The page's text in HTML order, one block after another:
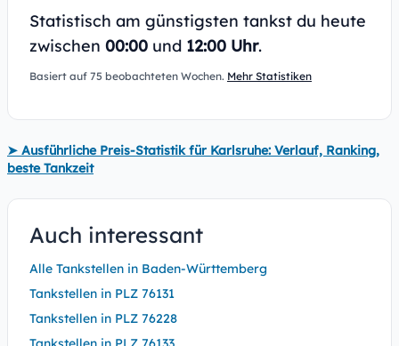
Statistisch am günstigsten tankst du heute
zwischen 00:00 und 12:00 Uhr.
Basiert auf 75 beobachteten Wochen. Mehr Statistiken
➤ Ausführliche Preis-Statistik für Karlsruhe: Verlauf, Ranking,
beste Tankzeit
Auch interessant
Alle Tankstellen in Baden-Württemberg
Tankstellen in PLZ 76131
Tankstellen in PLZ 76228